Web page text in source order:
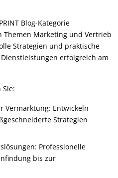
Blog-Kategorie
Marketing und Vertrieb
Strategien und praktische
erfolgreich am
Vermarktung: Entwickeln
Strategien
Professionelle
bis zur